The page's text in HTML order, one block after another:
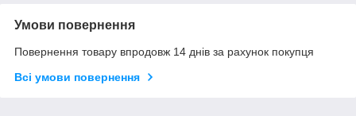
Умови повернення
Повернення товару впродовж 14 днів за рахунок покупця
Всі умови повернення